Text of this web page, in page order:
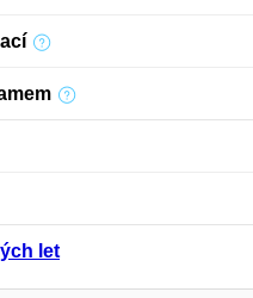
let